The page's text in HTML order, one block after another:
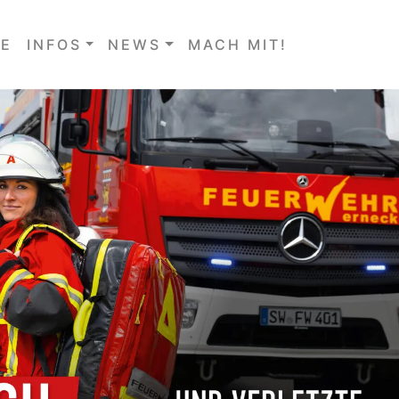
INFOS NEWS MACH MIT!